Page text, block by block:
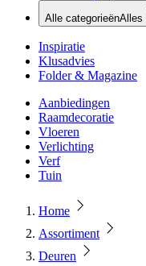
Alle categorieënAlles
Inspiratie
Klusadvies
Folder & Magazine
Aanbiedingen
Raamdecoratie
Vloeren
Verlichting
Verf
Tuin
Home
Assortiment
Deuren